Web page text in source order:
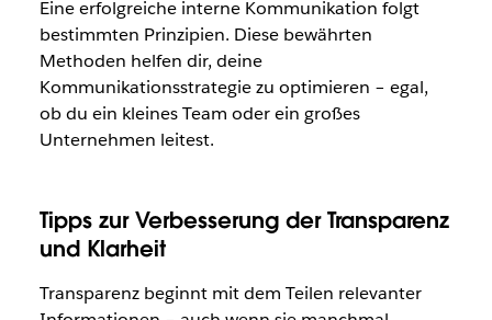
Eine erfolgreiche interne Kommunikation folgt
bestimmten Prinzipien. Diese bewährten
Methoden helfen dir, deine
Kommunikationsstrategie zu optimieren – egal,
ob du ein kleines Team oder ein großes
Unternehmen leitest.
Tipps zur Verbesserung der Transparenz
und Klarheit
Transparenz beginnt mit dem Teilen relevanter